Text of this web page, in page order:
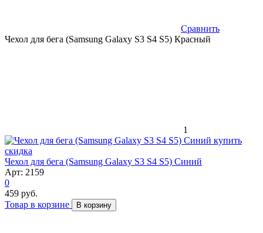
Сравнить
Чехол для бега (Samsung Galaxy S3 S4 S5) Красный
1
скидка
Чехол для бега (Samsung Galaxy S3 S4 S5) Синий
Арт: 2159
0
459 руб.
Товар в корзине
В корзину